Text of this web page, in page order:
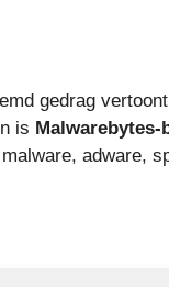
gedrag
is
adware,